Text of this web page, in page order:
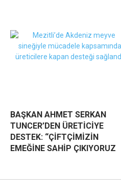
BAŞKAN AHMET SERKAN
TUNCER’DEN ÜRETİCİYE
DESTEK: “ÇİFTÇİMİZİN
EMEĞİNE SAHİP ÇIKIYORUZ